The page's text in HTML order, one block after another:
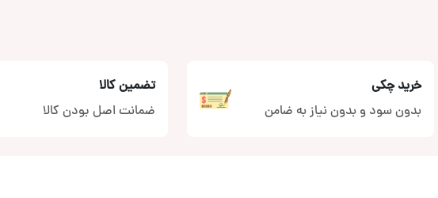
خرید چکی
بدون سود و بدون نیاز به ضامن
تضمین کالا
ضمانت اصل بودن کالا